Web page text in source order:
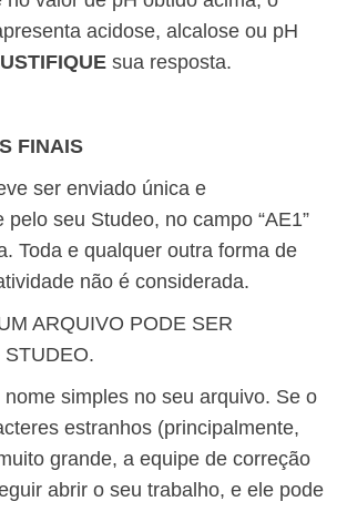
acidose, alcalose ou pH
sua resposta.
FINAIS
ser enviado única e
pelo seu Studeo, no campo “AE1”
Toda e qualquer outra forma de
não é considerada.
ARQUIVO PODE SER
simples no seu arquivo. Se o
estranhos (principalmente,
grande, a equipe de correção
abrir o seu trabalho, e ele pode